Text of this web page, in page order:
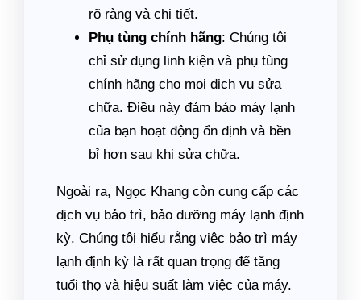
rõ ràng và chi tiết.
Phụ tùng chính hãng: Chúng tôi
chỉ sử dụng linh kiện và phụ tùng
chính hãng cho mọi dịch vụ sửa
chữa. Điều này đảm bảo máy lạnh
của bạn hoạt động ổn định và bền
bỉ hơn sau khi sửa chữa.
Ngoài ra, Ngọc Khang còn cung cấp các
dịch vụ bảo trì, bảo dưỡng máy lạnh định
kỳ. Chúng tôi hiểu rằng việc bảo trì máy
lạnh định kỳ là rất quan trọng để tăng
tuổi thọ và hiệu suất làm việc của máy.